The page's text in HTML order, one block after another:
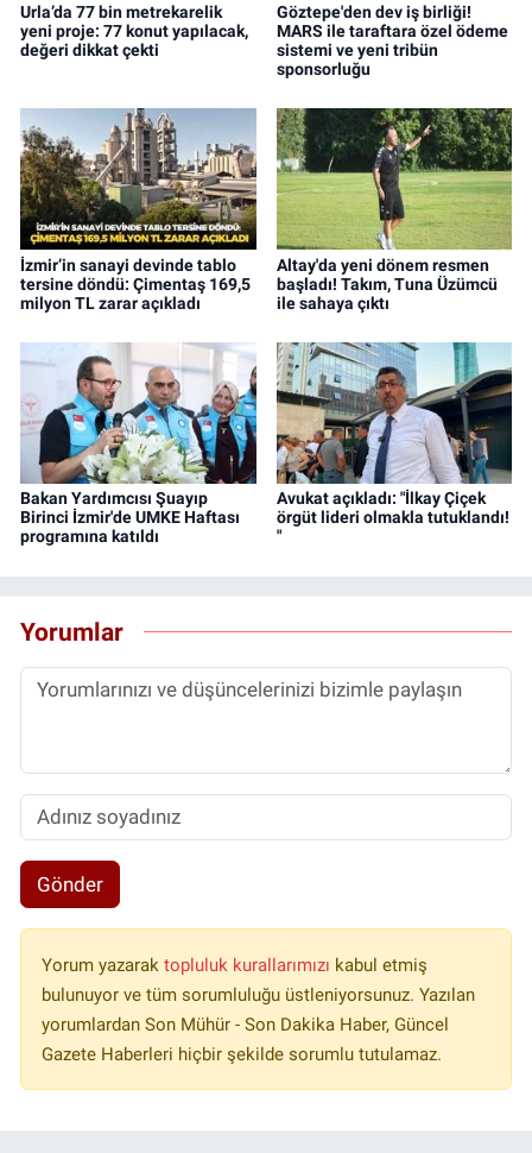
Urla’da 77 bin metrekarelik
yeni proje: 77 konut yapılacak,
değeri dikkat çekti
Göztepe'den dev iş birliği!
MARS ile taraftara özel ödeme
sistemi ve yeni tribün
sponsorluğu
İzmir’in sanayi devinde tablo
tersine döndü: Çimentaş 169,5
milyon TL zarar açıkladı
Altay'da yeni dönem resmen
başladı! Takım, Tuna Üzümcü
ile sahaya çıktı
Bakan Yardımcısı Şuayıp
Birinci İzmir'de UMKE Haftası
programına katıldı
Avukat açıkladı: "İlkay Çiçek
örgüt lideri olmakla tutuklandı!
"
Yorumlar
Gönder
Yorum yazarak topluluk kurallarımızı kabul etmiş
bulunuyor ve tüm sorumluluğu üstleniyorsunuz. Yazılan
yorumlardan Son Mühür - Son Dakika Haber, Güncel
Gazete Haberleri hiçbir şekilde sorumlu tutulamaz.